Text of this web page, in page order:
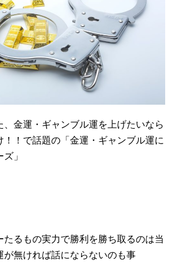
、金運・ギャンブル運を上げたいなら
！！で話題の「金運・ギャンブル運に
」
たるもの実力で勝利を勝ち取るのは当
が無ければ話にならないのも事